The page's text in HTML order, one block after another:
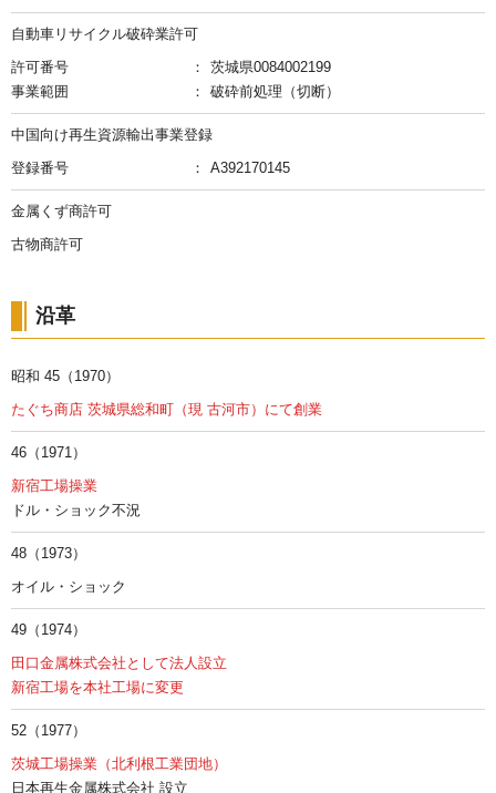
自動車リサイクル破砕業許可
許可番号
茨城県0084002199
事業範囲
破砕前処理（切断）
中国向け再生資源輸出事業登録
登録番号 A392170145
金属くず商許可
古物商許可
沿革
昭和 45（1970）
たぐち商店 茨城県総和町（現 古河市）にて創業
46（1971）
新宿工場操業
ドル・ショック不況
48（1973）
オイル・ショック
49（1974）
田口金属株式会社として法人設立
新宿工場を本社工場に変更
52（1977）
茨城工場操業（北利根工業団地）
日本再生金属株式会社 設立